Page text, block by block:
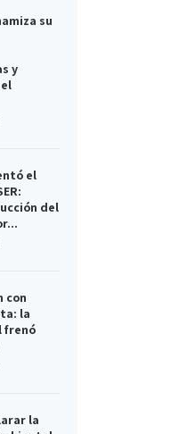
su
y
el
del
con
la
frenó
la